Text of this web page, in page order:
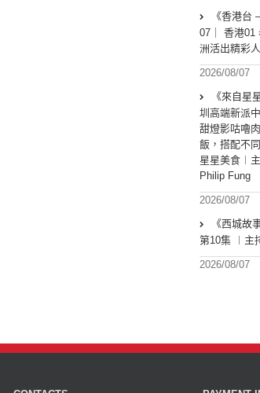
《香港台
07｜ 香港01
洲活出精彩
2026/08/07
《來自星
圳高端新派
甜燈影咕嚕
飯，搭配不
星星美食︱
Philip Fung
2026/08/07
《西城故
第10集 ︱主
2026/08/07